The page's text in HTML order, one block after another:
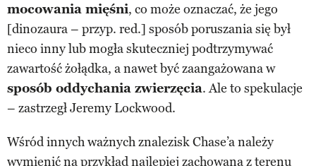
mocowania mięśni, co może oznaczać, że jego
[dinozaura – przyp. red.] sposób poruszania się był
nieco inny lub mogła skuteczniej podtrzymywać
zawartość żołądka, a nawet być zaangażowana w
sposób oddychania zwierzęcia. Ale to spekulacje
– zastrzegł Jeremy Lockwood.
Wśród innych ważnych znalezisk Chase’a należy
wymienić na przykład najlepiej zachowaną z terenu